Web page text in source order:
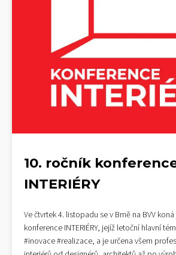
10. ročník
INTERIÉRY
Ve čtvrtek 4. listopadu se v Brně na BVV
konference INTERIÉRY, jejíž letoční hlavní
#inovace #realizace, a je určena všem